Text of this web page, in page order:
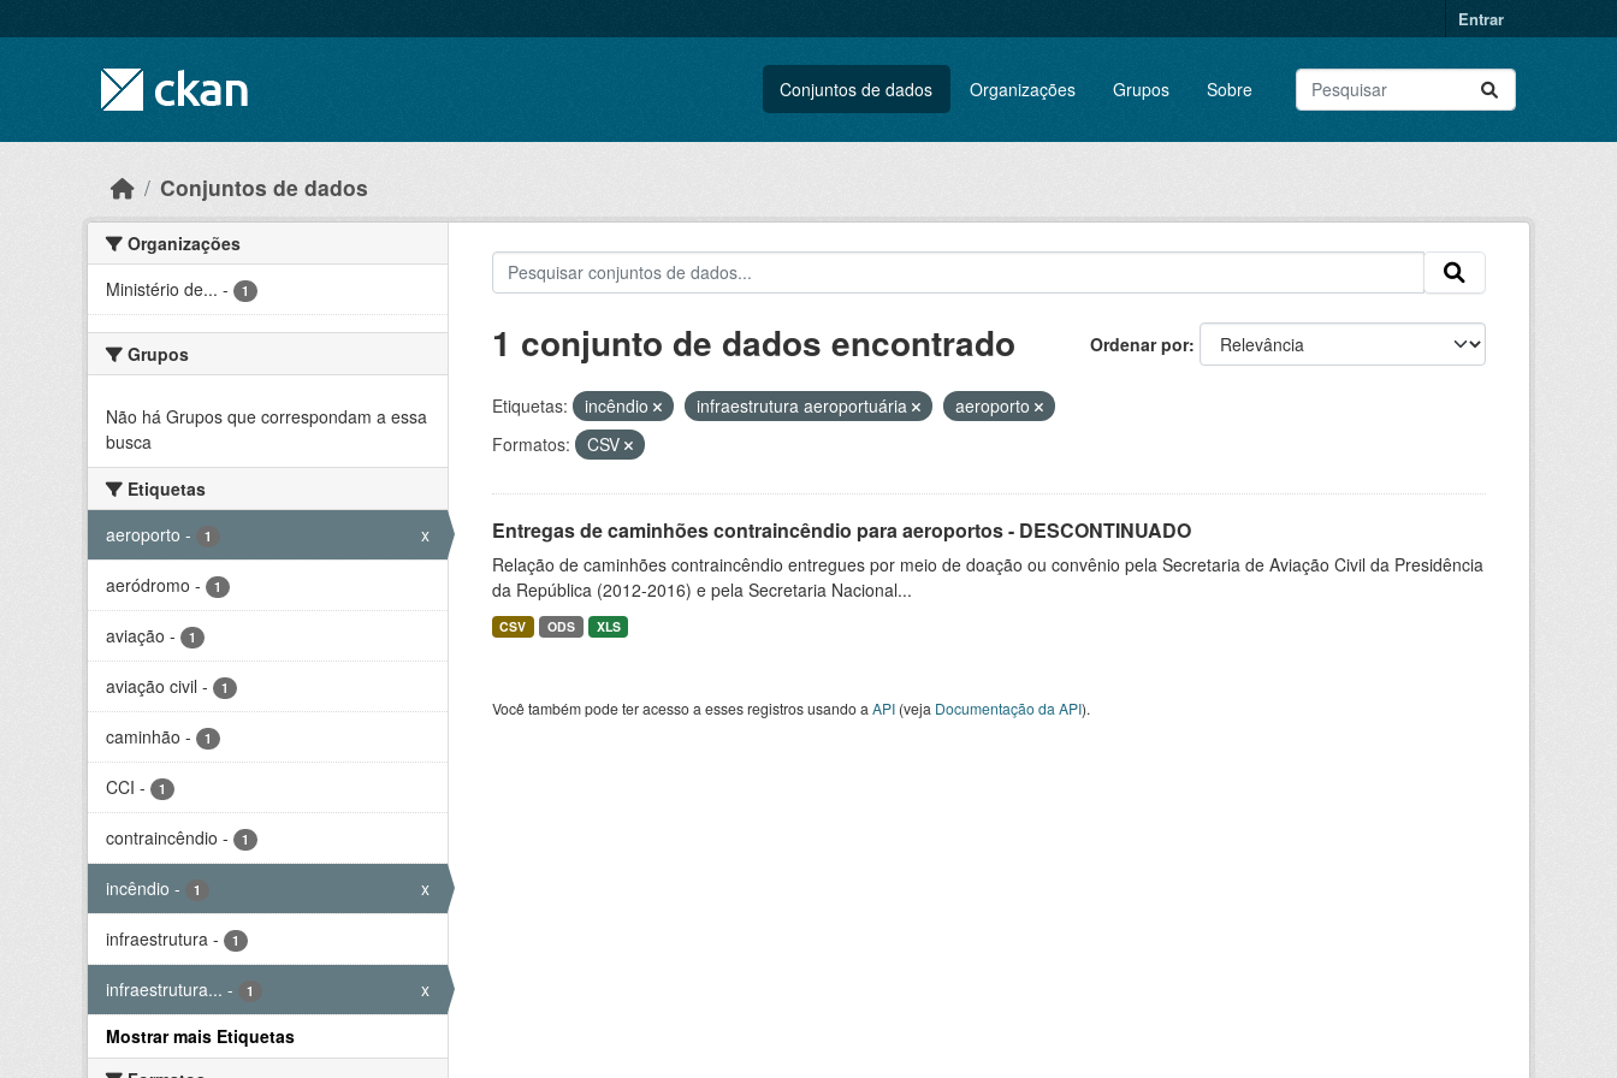
Entrar
Conjuntos de dados Organizações Grupos Sobre
Conjuntos de dados
Organizações
Ministério de... - 1
Grupos
Não há Grupos que correspondam a essa
busca
Etiquetas
aeroporto - 1 x
aeródromo - 1
aviação - 1
aviação civil - 1
caminhão - 1
CCI - 1
contraincêndio - 1
incêndio - 1 x
infraestrutura - 1
infraestrutura... - 1
x
Mostrar mais Etiquetas
Ordenar por
1 conjunto de dados encontrado
Etiquetas: incêndio infraestrutura aeroportuária
aeroporto
Formatos:
CSV
Entregas de caminhões contraincêndio para aeroportos - DESCONTINUADO
Relação de caminhões contraincêndio entregues por meio de doação ou convênio pela Secretaria de Aviação Civil da Presidência
da República (2012-2016) e pela Secretaria Nacional...
CSV ODS XLS
Você também pode ter acesso a esses registros usando a API(veja Documentação da API).